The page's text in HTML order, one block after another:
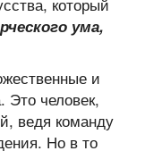
ума,
и
Это человек,
ведя команду
Но в то